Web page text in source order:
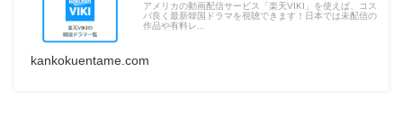
アメリカの動画配信サービス「楽天VIKI」を使えば、コス
パ良く最新韓国ドラマを視聴できます！日本では未配信の
作品や有料レ...
kankokuentame.com